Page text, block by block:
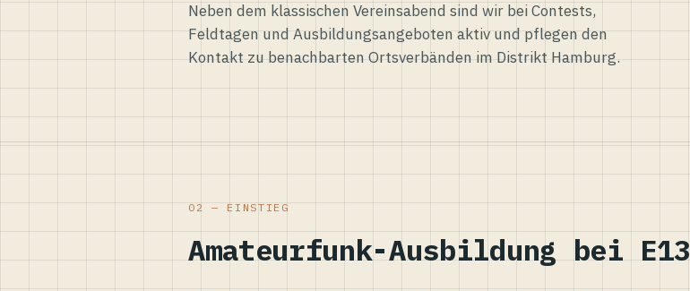
Neben dem klassischen Vereinsabend sind wir bei Contests,
Feldtagen und Ausbildungsangeboten aktiv und pflegen den
Kontakt zu benachbarten Ortsverbänden im Distrikt Hamburg.
02 — EINSTIEG
Amateurfunk-Ausbildung bei E13